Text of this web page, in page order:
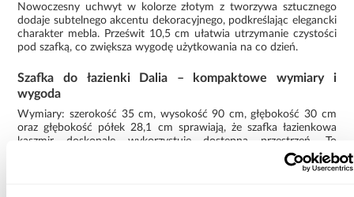
Nowoczesny uchwyt w kolorze złotym z tworzywa sztucznego
dodaje subtelnego akcentu dekoracyjnego, podkreślając elegancki
charakter mebla. Prześwit 10,5 cm ułatwia utrzymanie czystości
pod szafką, co zwiększa wygodę użytkowania na co dzień.
Szafka do łazienki Dalia – kompaktowe wymiary i
wygoda
Wymiary: szerokość 35 cm, wysokość 90 cm, głębokość 30 cm
oraz głębokość półek 28,1 cm sprawiają, że szafka łazienkowa
kaszmir doskonale wykorzystuje dostępną przestrzeń. To
praktyczny regał łazienkowy do przechowywania, który pomaga